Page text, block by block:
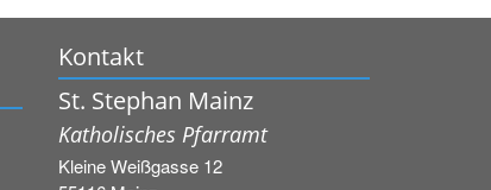
Kontakt
St. Stephan Mainz
Katholisches Pfarramt
Kleine Weißgasse 12